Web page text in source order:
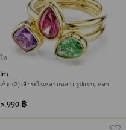
ใหม่
Imber แหวนค็อกเทล
เซ็ต (2) เจียระไนหลากหลายรูปแบบ, หลาก
5,990 ฿